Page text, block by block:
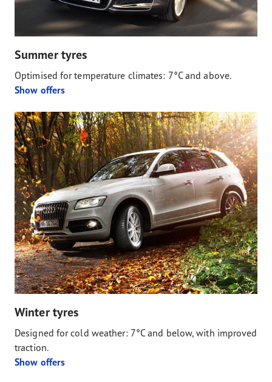
Summer tyres
Optimised for temperature climates: 7°C and above.
Show offers
Winter tyres
Designed for cold weather: 7°C and below, with improved
traction.
Show offers